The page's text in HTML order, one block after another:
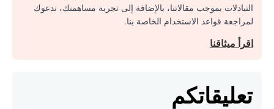
التبادلات بموجب مقالاتنا، بالإضافة إلى تجربة مساهمتك، ندعوك
لمراجعة قواعد الاستخدام الخاصة بنا.
اقرأ ميثاقنا
تعليقاتكم